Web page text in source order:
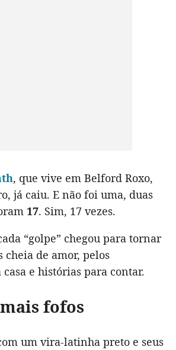
, que vive em Belford Roxo,
já caiu. E não foi uma, duas
17. Sim, 17 vezes.
“golpe” chegou para tornar
cheia de amor, pelos
casa e histórias para contar.
fofos
um vira-latinha preto e seus